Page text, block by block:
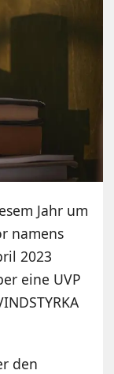
Jahr um
namens
2023
eine UVP
den